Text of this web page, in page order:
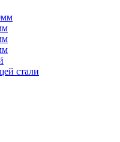
стали